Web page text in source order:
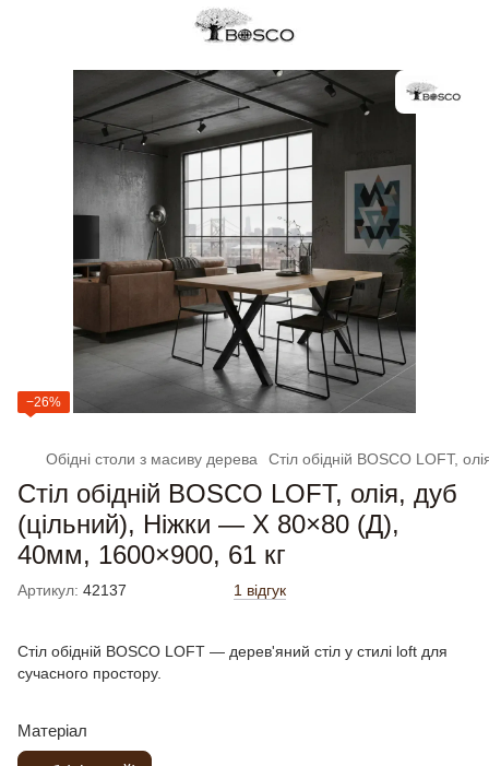
−26%
Обідні столи з масиву дерева Стіл обідній BOSCO LOFT,
Стіл обідній BOSCO LOFT, олія, дуб
(цільний), Ніжки — X 80×80 (Д),
40мм, 1600×900, 61 кг
Артикул: 42137 1 відгук
Стіл обідній BOSCO LOFT — дерев'яний стіл у стилі loft для
сучасного простору.
Матеріал